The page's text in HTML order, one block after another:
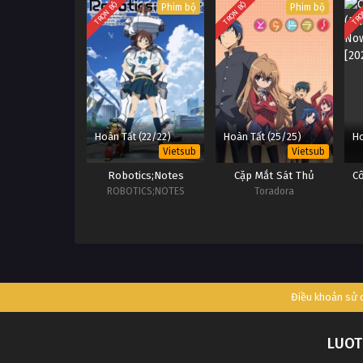
TRỌN BỘ Phim bộ
Hoàn Tất (22/22)
Vietsub
Robotics;Notes
ROBOTICS;NOTES
TRỌN BỘ Phim bộ
Hoàn Tất (25/25)
Vietsub
Cặp Mắt Sát Thủ
Toradora
Điều khoản sử